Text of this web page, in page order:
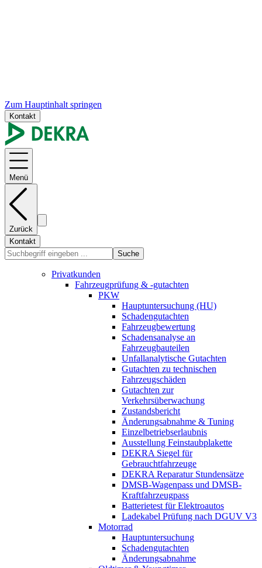
Zum Hauptinhalt springen
Kontakt
Menü
Zurück
Kontakt
Suche
Privatkunden
Fahrzeugprüfung & -gutachten
PKW
Hauptuntersuchung (HU)
Schadengutachten
Fahrzeugbewertung
Schadensanalyse an
Fahrzeugbauteilen
Unfallanalytische Gutachten
Gutachten zu technischen
Fahrzeugschäden
Gutachten zur
Verkehrsüberwachung
Zustandsbericht
Änderungsabnahme & Tuning
Einzelbetriebserlaubnis
Ausstellung Feinstaubplakette
DEKRA Siegel für
Gebrauchtfahrzeuge
DEKRA Reparatur Stundensätze
DMSB-Wagenpass und DMSB-
Kraftfahrzeugpass
Batterietest für Elektroautos
Ladekabel Prüfung nach DGUV V3
Motorrad
Hauptuntersuchung
Schadengutachten
Änderungsabnahme